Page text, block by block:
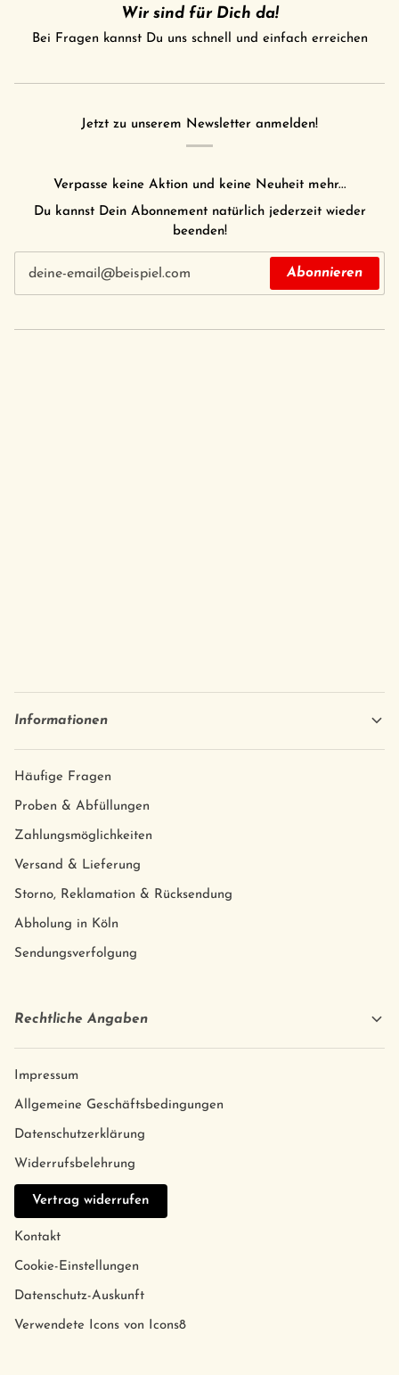
Wir sind für Dich da!
Bei Fragen kannst Du uns schnell und einfach erreichen
Jetzt zu unserem Newsletter anmelden!
Verpasse keine Aktion und keine Neuheit mehr...
Du kannst Dein Abonnement natürlich jederzeit wieder
beenden!
Abonnieren
Informationen
Häufige Fragen
Proben & Abfüllungen
Zahlungsmöglichkeiten
Versand & Lieferung
Storno, Reklamation & Rücksendung
Abholung in Köln
Sendungsverfolgung
Rechtliche Angaben
Impressum
Allgemeine Geschäftsbedingungen
Datenschutzerklärung
Widerrufsbelehrung
Vertrag widerrufen
Kontakt
Cookie-Einstellungen
Datenschutz-Auskunft
Verwendete Icons von Icons8